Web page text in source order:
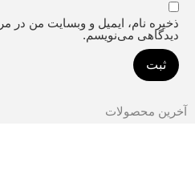
ذخیره نام، ایمیل و وبسایت من در
دیدگاهی می‌نویسم.
آخرین محصولات